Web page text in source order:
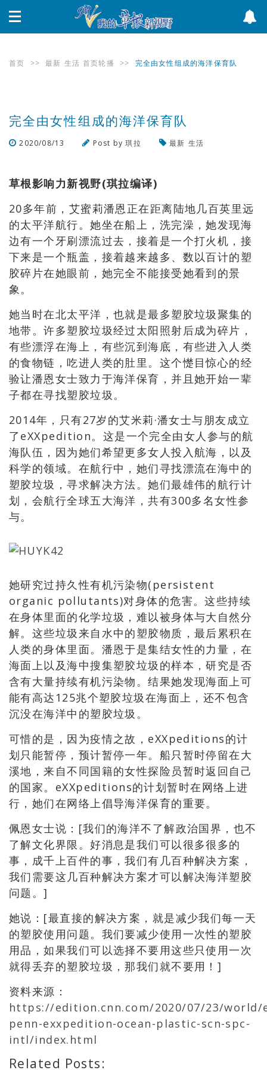
首页 >> 最新 生活 首页轮播 >> 完全由女性组成的海洋保育队
完全由女性组成的海洋保育队
2020/08/13 Post by琪拉 最新 生活
草根影响力新视野(琪拉编译)
20多年前，艾蜜莉潘恩正在距离陆地几百英里远
的太平洋航行。她坐在船上，洗完澡，她发现海
边有一个牙刷漂流过去，接着是一个打火机，接
下来是一个瓶盖，接着越来越多、数以百计的塑
胶碎片在她眼前，她完全不能接受她看到的景
象。
她当时在北太平洋，也就是最多塑胶垃圾聚集的
地带。许多塑胶垃圾经过太阳照射后成为碎片，
有些漂浮在海上，有些沉到海底，有些进入人类
的食物链，吃进人类的肚里。这个憷目惊心的经
验让潘恩女士致力于海洋保育，并且她开始一辈
子都在寻找塑胶垃圾。
2014年，只有27岁的艾米莉·潘女士与朋友成立
了eXXpedition。这是一个完全由女人参与的航
海队伍，因为她们希望更多女人投入航海，以及
科学的领域。在航行中，她们寻找漂流在海中的
塑胶垃圾，寻求解决方法。她们最雄伟的航行计
划，会航行全球五大海洋，共有300多名女性参
与。
她研究过持久性有机污染物(persistent
organic pollutants)对身体的危害。这些持续
在身体里面的化学垃圾，难以被身体与大自然分
解。这些垃圾来自水中的塑胶物质，最后累积在
人类的身体里面。潘恩于是集结女性的力量，在
海面上以及海中搜集塑胶垃圾的样本，研究是否
含有大量持续有机污染物。结果她发现海面上可
能有高达125兆个塑胶垃圾在海面上，还不包含
沉没在海洋中的塑胶垃圾。
可惜的是，因为疫情之故，eXXpeditions的计
划只能暂停，预计暂停一年。船只暂时停留在大
溪地，来自不同国籍的女性探险员暂时返回自己
的国家。eXXpeditions的计划暂时在网络上进
行，她们在网络上倡导海洋保育的重要。
佩恩女士说：[我们的海洋不了解政治国界，也不
了解文化界限。好消息是我们可以很多很多的
事，成千上百件的事，我们有几百种解决方案，
我们需要这几百种解决方案才可以解决海洋塑胶
问题。]
她说：[最直接的解决方案，就是减少我们每一天
的塑胶使用问题。我们要减少使用一次性的塑胶
用品，如果我们可以选择不要用这些只使用一次
就得丢弃的塑胶垃圾，那我们就不要用！]
资料来源：
https://edition.cnn.com/2020/07/23/world/
penn-exxpedition-ocean-plastic-scn-spc-
intl/index.html
Related Posts: